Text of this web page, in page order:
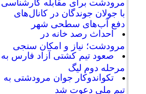
مرودشت برای مقابله کارشناسی
با جولان جوندگان در کانال‌های
دفع آب‌های سطحی شهر
احداث رصد خانه در
مرودشت؛ نیاز و امکان سنجی
صعود تیم کشتی آزاد فارس به
مرحله دوم لیگ
تکواندوکار جوان مرودشتی به
تیم ملی دعوت شد